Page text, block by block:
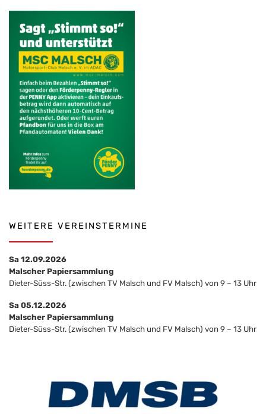
WEITERE VEREINSTERMINE
Sa 12.09.2026
Malscher Papiersammlung
Dieter-Süss-Str. (zwischen TV Malsch und FV Malsch) von 9 – 13 Uhr
Sa 05.12.2026
Malscher Papiersammlung
Dieter-Süss-Str. (zwischen TV Malsch und FV Malsch) von 9 – 13 Uhr